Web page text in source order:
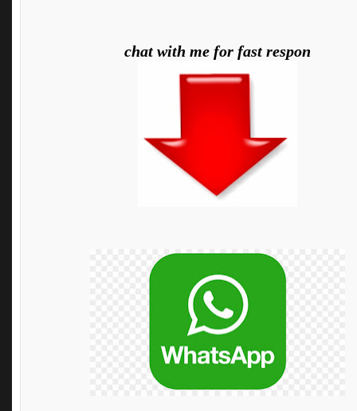
chat with me for fast respon